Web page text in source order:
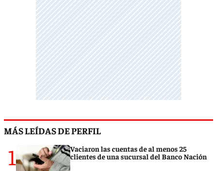
MÁS LEÍDAS DE PERFIL
1
Vaciaron las cuentas de al menos 25
clientes de una sucursal del Banco Nación